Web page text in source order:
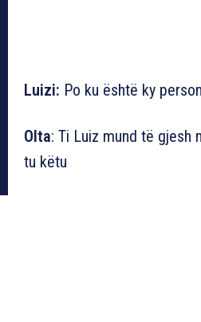
Luizi: Po ku është ky
Olta: Ti Luiz mund të gjesh
tu këtu